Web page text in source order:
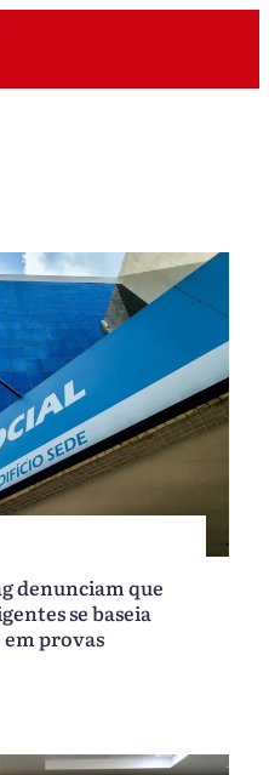
denunciam que
se baseia
em provas